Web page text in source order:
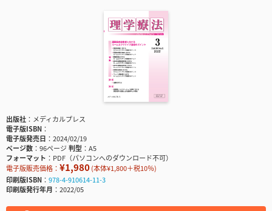
出版社
メディカルプレス
電子版ISBN
電子版発売日
2024/02/19
ページ数
96ページ判型
A5
フォーマット
PDF（パソコンへのダウンロード不可）
電子版販売価格： ¥1,980(本体¥1,800＋税10％)
印刷版ISBN
978-4-910614-11-3
印刷版発行年月
2022/05